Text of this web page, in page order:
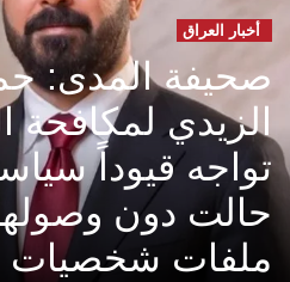
أخبار العراق
صحيفة المدى:
الزيدي لمكافحة
تواجه قيوداً
حالت دون
ملفات شخصيات